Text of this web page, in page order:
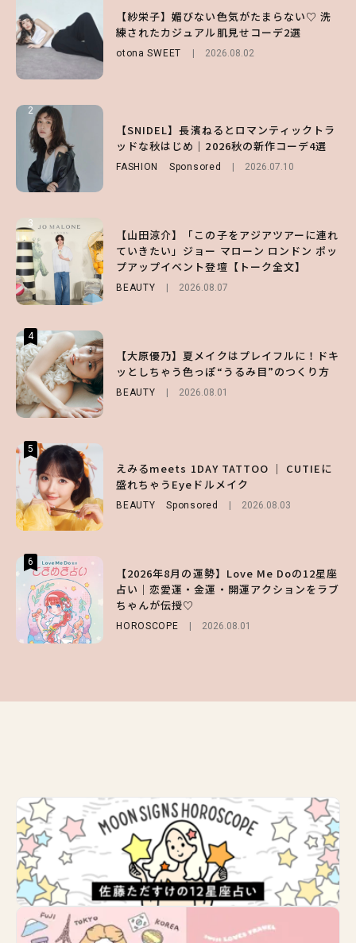
【紗栄子】媚びない色気がたまらない♡ 洗
練されたカジュアル肌見せコーデ2選
otona SWEET 2026.08.02
2
【SNIDEL】長濱ねるとロマンティックトラ
ッドな秋はじめ｜2026秋の新作コーデ4選
FASHION Sponsored 2026.07.10
3
【山田涼介】「この子をアジアツアーに連れ
ていきたい」ジョー マローン ロンドン ポッ
プアップイベント登壇【トーク全文】
BEAUTY 2026.08.07
4
【大原優乃】夏メイクはプレイフルに！ドキ
ッとしちゃう色っぽ“うるみ目”のつくり方
BEAUTY 2026.08.01
5
えみるmeets 1DAY TATTOO ｜ CUTIEに
盛れちゃうEyeドルメイク
BEAUTY Sponsored 2026.08.03
6
【2026年8月の運勢】Love Me Doの12星座
占い｜恋愛運・金運・開運アクションをラブ
ちゃんが伝授♡
HOROSCOPE 2026.08.01
【ハローキティ】がスシローと初コラボ♡
第1弾の気になるメニュー＆限定グッズを総
チェック！
2026.07.31
2
【大原優乃】夏メイクはプレイフルに！ドキ
ッとしちゃう色っぽ“うるみ目”のつくり方
BEAUTY 2026.08.01
3
【森香澄】理想のスタイルはどう作る？体型
キープの秘訣や夏の過ごし方など独占インタ
ビュー！
ENTERTAINMENT 2026.07.31
4
【スタバ】約160通りのカスタマイズができ
る⁉ 39店舗限定『My フルーツ³ フラペチー
ノ®』を徹底レポ♡
5
【SNIDEL】長濱ねるとロマンティックトラ
ッドな秋はじめ｜2026秋の新作コーデ4選
FASHION Sponsored 2026.07.10
6
【ALD1】グループの魅力＆素顔に迫る♡ 一
問一答をお届け！【sweet web独占】
【SNIDEL】長濱ねるとロマンティックトラ
ッドな秋はじめ｜2026秋の新作コーデ4選
FASHION Sponsored 2026.07.10
2
ノ国屋コラボの“優秀保冷バッグ”は夏の強
い味方！【オトナミューズ9月号増刊】
3
【谷まりあ】夏は“シアースカート”でさり
げなく肌見せ！透け感のニュアンスを楽しめ
るマストハブアイテム4選
FASHION 2026.07.19
4
【ハローキティ】がスシローと初コラボ♡
第1弾の気になるメニュー＆限定グッズを総
チェック！
5
【夏ヘアのくずれ・うねりに】ヘアメイク夢
月直伝♡ ドライシャンプー「バティスト」
を使ったプロ級スタイリング3選
Sponsored
6
【GU】夏の“主役級”アイテム決定！ヘルシ
ー＆可愛すぎる「大人の肌見せ」トップス3
選
FASHION 2026.07.19